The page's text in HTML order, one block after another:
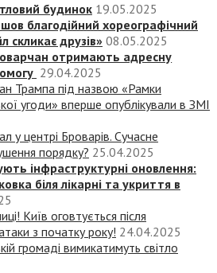
будинок 19.05.2025
благодійний хореографічний
скликає друзів» 08.05.2025
отримають адресну
29.04.2025
Трампа під назвою «‎Рамки
угоди» вперше опублікували в ЗМІ
у центрі Броварів. Сучасне
порядку? 25.04.2025
інфраструктурні оновлення:
біля лікарні та укриття в
Київ оговтується після
з початку року! 24.04.2025
громаді вимикатимуть світло